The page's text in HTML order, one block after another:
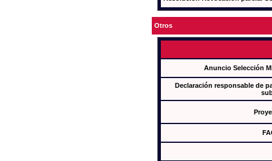
Otros
Anuncio Selección
Declaración responsable de